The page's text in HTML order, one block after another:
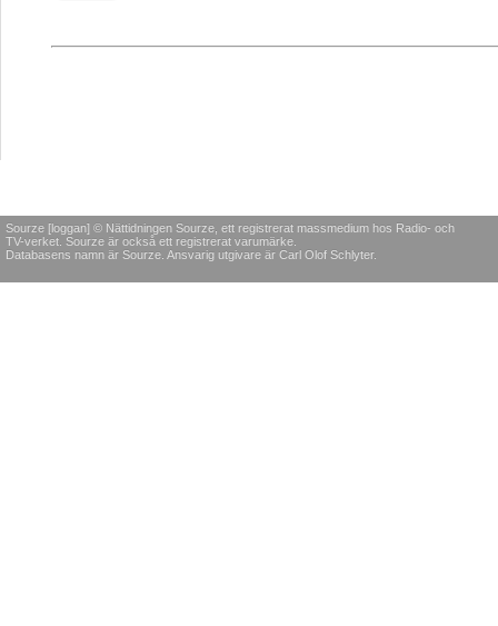
Sourze [loggan] © Nättidningen Sourze, ett registrerat massmedium hos Radio- och
TV-verket. Sourze är också ett registrerat varumärke.
Databasens namn är Sourze. Ansvarig utgivare är Carl Olof Schlyter.